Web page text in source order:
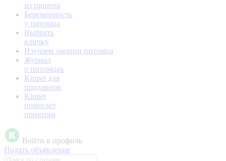
из приюта
Беременность
у питомца
Выбрать
кличку
Изучаем эмоции питомца
Журнал
о питомцах
Kinpet для
продавцов
Kinpet
помогает
приютам
Войти в профиль
Подать объявление